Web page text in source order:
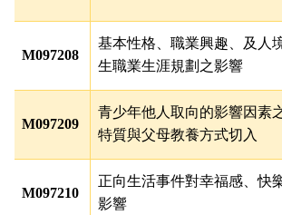
M097208
基本性格、職業興趣、及人
生職業生涯規劃之影響
M097209
青少年他人取向的影響因素
特質與父母教養方式切入
M097210
正向生活事件對幸福感、快
影響